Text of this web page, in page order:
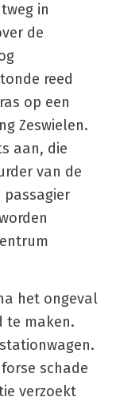
in
de
reed
op een
Zeswielen.
aan, die
van de
het ongeval
te maken.
schade
verzoekt